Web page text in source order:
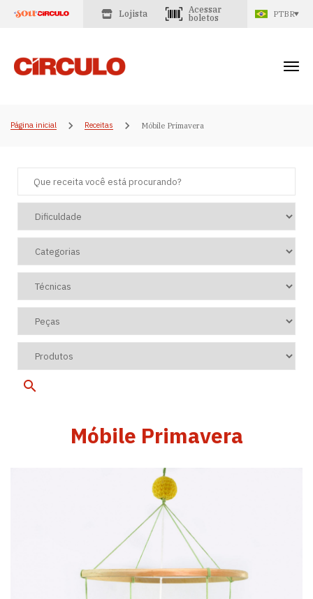
Lojista
Acessar
boletos
PTBR
Página inicial Receitas Móbile Primavera
Móbile Primavera